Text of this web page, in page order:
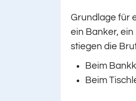
Grundlage für
ein Banker,
stiegen die
Beim
Beim